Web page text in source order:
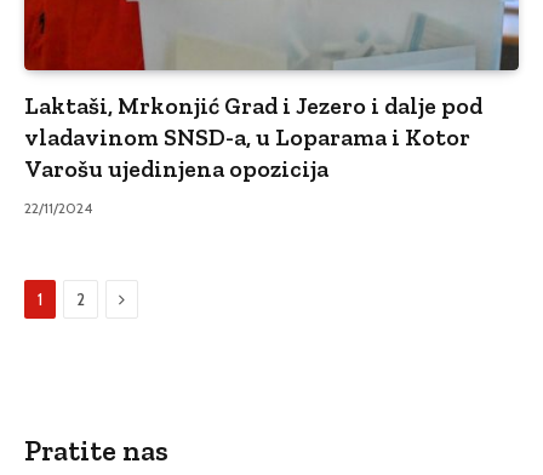
Laktaši, Mrkonjić Grad i Jezero i dalje pod
vladavinom SNSD-a, u Loparama i Kotor
Varošu ujedinjena opozicija
22/11/2024
1 2 Sljedeći
Pratite nas